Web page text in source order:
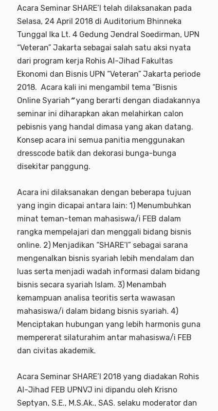
Acara Seminar SHARE’I telah dilaksanakan pada
Selasa, 24 April 2018 di Auditorium Bhinneka
Tunggal Ika Lt. 4 Gedung Jendral Soedirman, UPN
“Veteran” Jakarta sebagai salah satu aksi nyata
dari program kerja Rohis Al-Jihad Fakultas
Ekonomi dan Bisnis UPN “Veteran” Jakarta periode
2018. Acara kali ini mengambil tema “Bisnis
Online Syariah”yang berarti dengan diadakannya
seminar ini diharapkan akan melahirkan calon
pebisnis yang handal dimasa yang akan datang.
Konsep acara ini semua panitia menggunakan
dresscode batik dan dekorasi bunga-bunga
disekitar panggung.
Acara ini dilaksanakan dengan beberapa tujuan
yang ingin dicapai antara lain: 1) Menumbuhkan
minat teman-teman mahasiswa/i FEB dalam
rangka mempelajari dan menggali bidang bisnis
online. 2) Menjadikan “SHARE’I” sebagai sarana
mengenalkan bisnis syariah lebih mendalam dan
luas serta menjadi wadah informasi dalam bidang
bisnis secara syariah Islam. 3) Menambah
kemampuan analisa teoritis serta wawasan
mahasiswa/i dalam bidang bisnis syariah. 4)
Menciptakan hubungan yang lebih harmonis guna
mempererat silaturahim antar mahasiswa/i FEB
dan civitas akademik.
Acara Seminar SHARE’I 2018 yang diadakan Rohis
Al-Jihad FEB UPNVJ ini dipandu oleh Krisno
Septyan, S.E., M.S.Ak., SAS. selaku moderator dan